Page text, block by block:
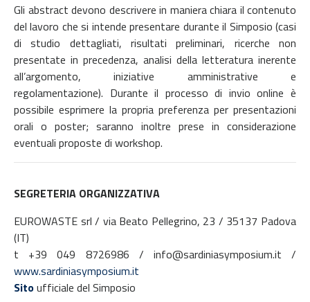
Gli abstract devono descrivere in maniera chiara il contenuto
del lavoro che si intende presentare durante il Simposio (casi
di studio dettagliati, risultati preliminari, ricerche non
presentate in precedenza, analisi della letteratura inerente
all’argomento, iniziative amministrative e
regolamentazione). Durante il processo di invio online è
possibile esprimere la propria preferenza per presentazioni
orali o poster; saranno inoltre prese in considerazione
eventuali proposte di workshop.
SEGRETERIA ORGANIZZATIVA
EUROWASTE srl / via Beato Pellegrino, 23 / 35137 Padova
(IT)
t +39 049 8726986 / info@sardiniasymposium.it /
www.sardiniasymposium.it
Sitoufficiale del Simposio